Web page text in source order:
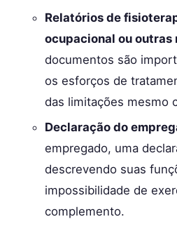
Relatórios de
ocupacional ou
documentos são
os esforços de
das limitações mesmo
Declaração do
empregado, uma
descrevendo suas
impossibilidade de
complemento.